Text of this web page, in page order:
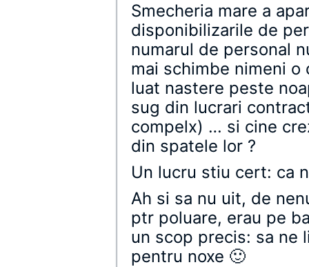
Smecheria mare a
disponibilizarile de
numarul de personal
mai schimbe nimeni o
luat nastere peste
sug din lucrari
compelx) … si cine
din spatele lor ?
Un lucru stiu cert: ca
Ah si sa nu uit, de
ptr poluare, erau pe
un scop precis: sa
pentru noxe 🙂